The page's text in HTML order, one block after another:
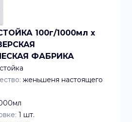
100г/1000мл x
ФАБРИКА
женьшеня настоящего
1 шт.